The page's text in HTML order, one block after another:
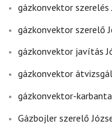
gázkonvektor
gázkonvektor szerelő
gázkonvektor javítás
gázkonvektor
gázkonvektor-
Gázbojler szerelő